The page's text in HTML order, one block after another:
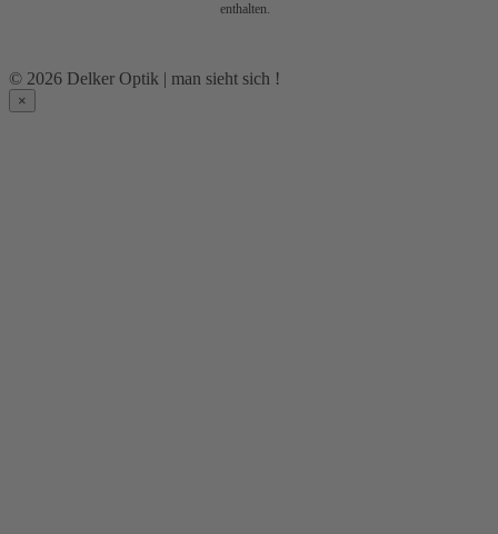
enthalten.
© 2026 Delker Optik | man sieht sich !
×